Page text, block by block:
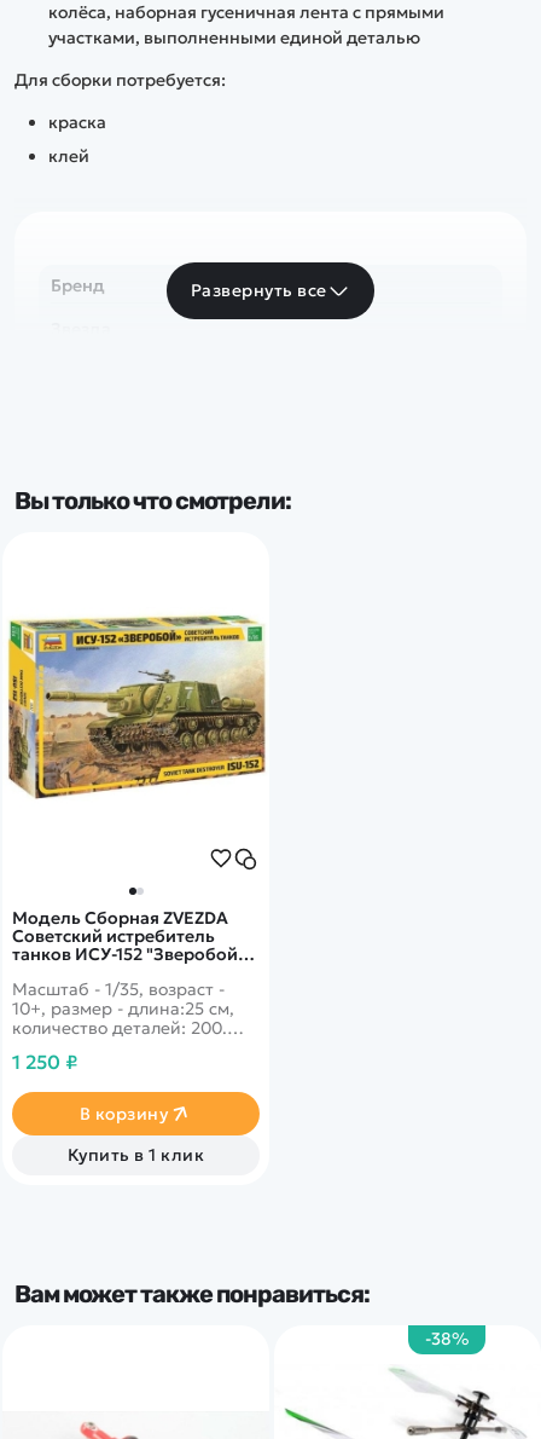
колёса, наборная гусеничная лента с прямыми
участками, выполненными единой деталью
Для сборки потребуется:
краска
клей
Бренд
Развернуть все
Вы только что смотрели:
Модель Сборная ZVEZDA
Советский истребитель
танков ИСУ-152 "Зверобой",
Масштаб - 1/35, возраст -
10+, размер - длина:25 см,
количество деталей: 200.
установка времен Великой
на базе легендарного ИС-2.
1 250 ₽
В корзину
Купить в 1 клик
Вам может также понравиться:
-38%